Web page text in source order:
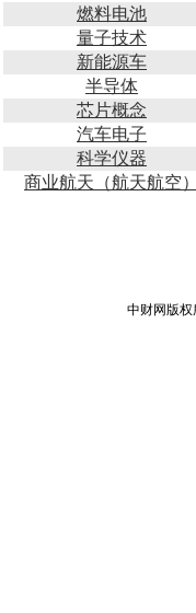
燃料电池
量子技术
新能源车
半导体
芯片概念
汽车电子
科学仪器
商业航天（航天航空）
中财网版权